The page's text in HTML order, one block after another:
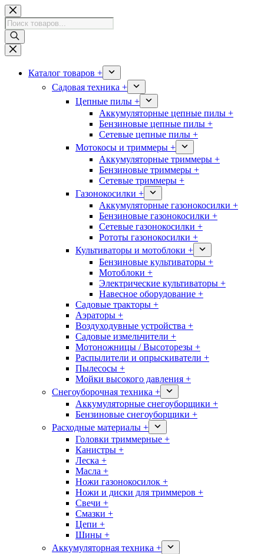
Перейти
к
сути
Поиск
товаров
Каталог товаров +
Садовая техника +
Цепные пилы +
Аккумуляторные цепные пилы +
Бензиновые цепные пилы +
Сетевые цепные пилы +
Мотокосы и триммеры +
Аккумуляторные триммеры +
Бензиновые триммеры +
Сетевые триммеры +
Газонокосилки +
Аккумуляторные газонокосилки +
Бензиновые газонокосилки +
Сетевые газонокосилки +
Рототы газонокосилки +
Культиваторы и мотоблоки +
Бензиновые культиваторы +
Мотоблоки +
Электрические культиваторы +
Навесное оборудование +
Садовые тракторы +
Аэраторы +
Воздуходувные устройства +
Садовые измельчители +
Мотоножницы / Высоторезы +
Распылители и опрыскиватели +
Пылесосы +
Мойки высокого давления +
Снегоуборочная техника +
Аккумуляторные снегоуборщики +
Бензиновые снегоуборщики +
Расходные материалы +
Головки триммерные +
Канистры +
Леска +
Масла +
Ножи газонокосилок +
Ножи и диски для триммеров +
Свечи +
Смазки +
Цепи +
Шины +
Аккумуляторная техника +